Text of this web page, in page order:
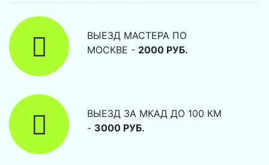
ВЫЕЗД МАСТЕРА ПО
МОСКВЕ - 2000 РУБ.
ВЫЕЗД ЗА МКАД ДО 100 КМ
- 3000 РУБ.